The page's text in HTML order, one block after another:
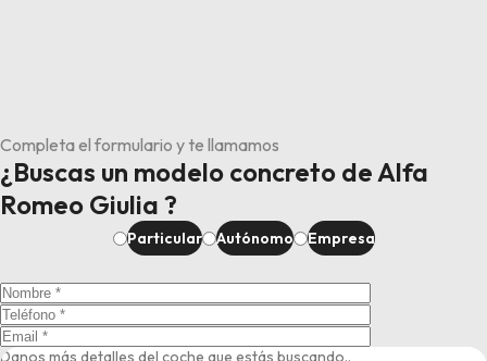
Completa el formulario y te llamamos
¿Buscas un modelo concreto de Alfa
Romeo Giulia ?
Particular Autónomo Empresa